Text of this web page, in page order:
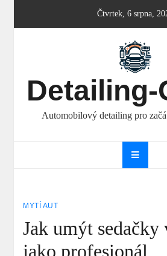
Čtvrtek, 6 srpna,
Detailing-
Automobilový detailing pro
MYTÍ AUT
Jak umýt sedačky
jako profesionál